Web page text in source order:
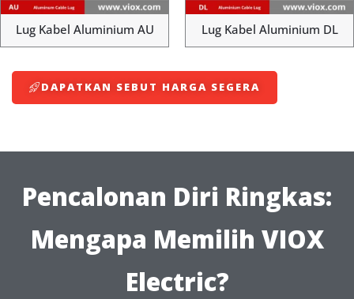
Lug Kabel Aluminium AU Lug Kabel Aluminium DL
DAPATKAN SEBUT HARGA SEGERA
Pencalonan Diri Ringkas:
Mengapa Memilih VIOX
Electric?